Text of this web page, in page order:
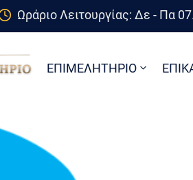
Ωράριο Λειτουργίας: Δε - Πα
ΕΠΙΜΕΛΗΤΗΡΙΟ